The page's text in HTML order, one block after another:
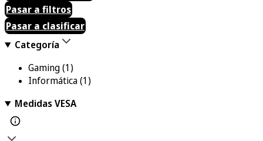
Pasar a filtros
Pasar a clasificar
Categoría
Gaming(1)
Informática(1)
Medidas VESA